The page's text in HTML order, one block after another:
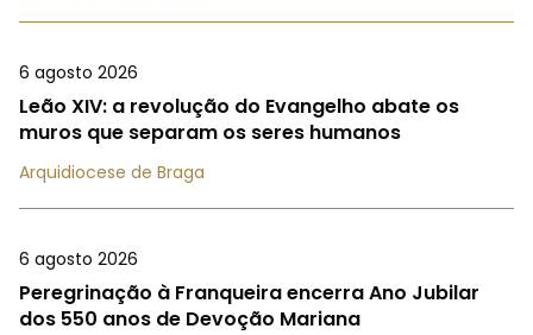
6 agosto 2026
Leão XIV: a revolução do Evangelho abate os
muros que separam os seres humanos
Arquidiocese de Braga
6 agosto 2026
Peregrinação à Franqueira encerra Ano Jubilar
dos 550 anos de Devoção Mariana